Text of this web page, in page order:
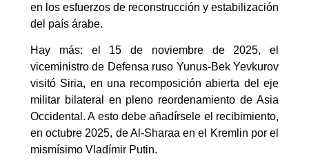
en los esfuerzos de reconstrucción y estabilización
del país árabe.
Hay más: el 15 de noviembre de 2025, el
viceministro de Defensa ruso Yunus-Bek Yevkurov
visitó Siria, en una recomposición abierta del eje
militar bilateral en pleno reordenamiento de Asia
Occidental. A esto debe añadírsele el recibimiento,
en octubre 2025, de Al-Sharaa en el Kremlin por el
mismísimo Vladímir Putin.